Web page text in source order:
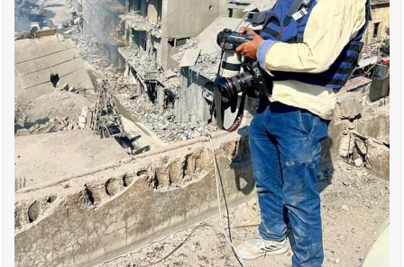
أخبار لبنان
حراك ديبلوماسي للتجديد لـ اليونيفيل .. مسؤول غربي
يُحذّر من الفراغ !
أخبار لبنان ليلة سقوط رياض سلامة... هل ننتظر الحقيقة؟